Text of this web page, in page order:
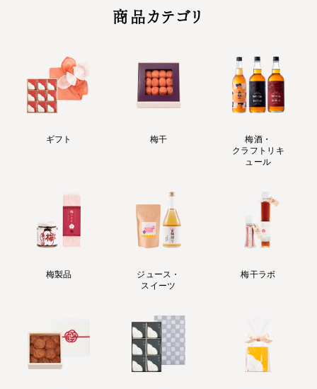
商品カテゴリ
ギフト 梅干
梅酒・
クラフトリキ
ュール
梅製品
ジュース・
スイーツ
梅干ラボ